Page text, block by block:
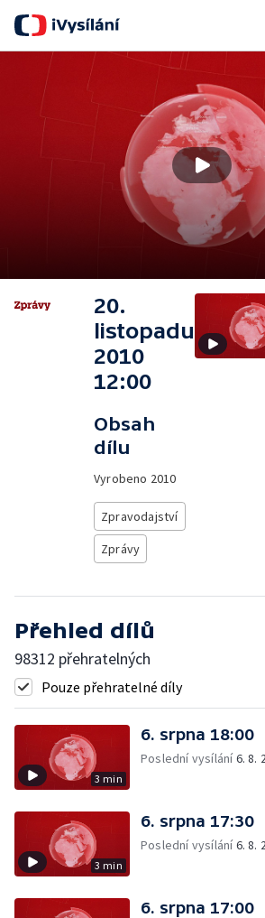
20.
listopadu
2010
12:00
Obsah
dílu
Vyrobeno 2010
Zpravodajství
Zprávy
Přehled dílů
98312 přehratelných
Pouze přehratelné díly
3 min
6. srpna 18:00
Poslední vysílání6. 8.
3 min
6. srpna 17:30
Poslední vysílání6. 8.
6. srpna 17:00